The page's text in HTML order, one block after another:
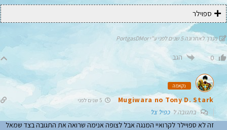
ספוילר
נערך לאחרונה 5 שנים לפני ע"י PortgasDMor
0 הגב
נקאמה
Mugiwara no Tony D. Stark 5 שנים לפני
בתגובה לכפיל צל
זה לא ספויילר לקרואיי המנגה אבל לצופה אנימה שרואה את התגובה בצד שמאל